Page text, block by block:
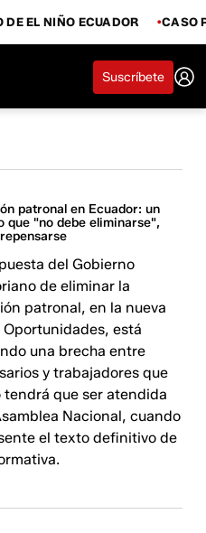
DE EL NIÑO ECUADOR CASO
Suscríbete
patronal en Ecuador: un
que "no debe eliminarse",
del Gobierno
de eliminar la
patronal, en la nueva
Oportunidades, está
una brecha entre
y trabajadores que
tendrá que ser atendida
Nacional, cuando
el texto definitivo de